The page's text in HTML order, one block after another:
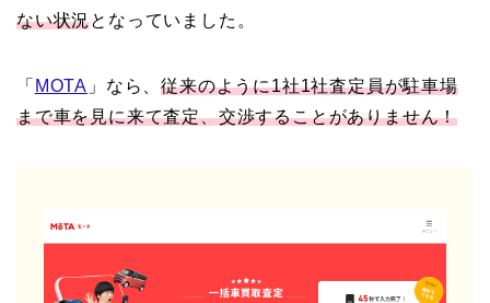
ない状況となっていました。
「 MOTA 」なら、従来のように1社1社査定員が駐車場
まで車を見に来て査定、交渉することがありません！